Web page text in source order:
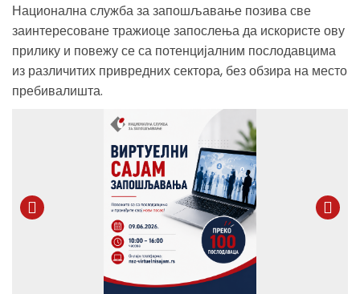
Национална служба за запошљавање позива све
заинтересоване тражиоце запослења да искористе ову
прилику и повежу се са потенцијалним послодавцима
из различитих привредних сектора, без обзира на место
пребивалишта.